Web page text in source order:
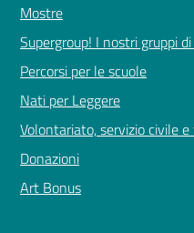
Mostre
Supergroup! I nostri gruppi
Percorsi per le scuole
Nati per Leggere
Volontariato, servizio civile
Donazioni
Art Bonus